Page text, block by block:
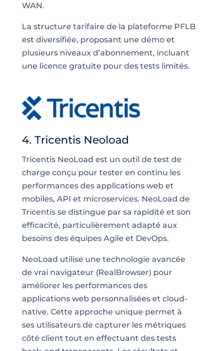
WAN.
La structure tarifaire de la plateforme PFLB
est diversifiée, proposant une démo et
plusieurs niveaux d’abonnement, incluant
une licence gratuite pour des tests limités.
4. Tricentis Neoload
Tricentis NeoLoad est un outil de test de
charge conçu pour tester en continu les
performances des applications web et
mobiles, API et microservices. NeoLoad de
Tricentis se distingue par sa rapidité et son
efficacité, particulièrement adapté aux
besoins des équipes Agile et DevOps.
NeoLoad utilise une technologie avancée
de vrai navigateur (RealBrowser) pour
améliorer les performances des
applications web personnalisées et cloud-
native. Cette approche unique permet à
ses utilisateurs de capturer les métriques
côté client tout en effectuant des tests